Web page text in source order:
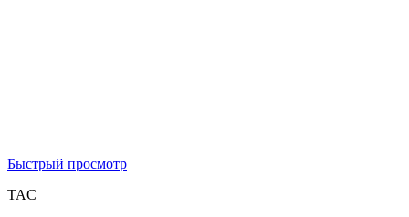
Быстрый просмотр
TAC